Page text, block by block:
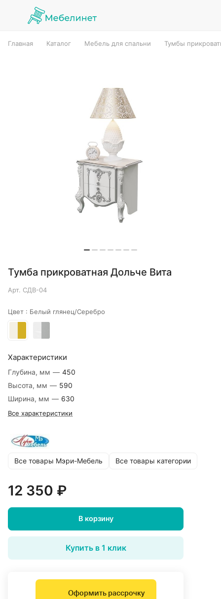
Главная Каталог Мебель для спальни Тумбы
Тумба прикроватная Дольче Вита
Арт. СДВ-04
Цвет : Белый глянец/Серебро
Характеристики
Глубина, мм — 450
Высота, мм — 590
Ширина, мм — 630
Все характеристики
Все товары Мэри-Мебель Все товары категории
12 350 ₽
В корзину
Купить в 1 клик
Оформить рассрочку